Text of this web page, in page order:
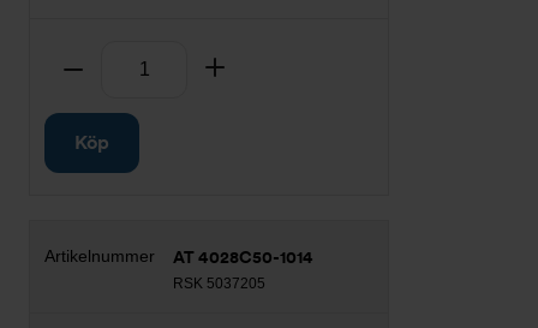
Ta bort
Köp
AT 4028C50-1014
RSK 5037205